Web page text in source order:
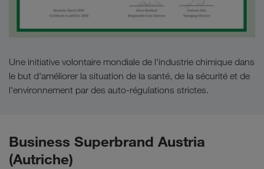
Une initiative volontaire mondiale de l'industrie chimique dans
le but d'améliorer la situation de la santé, de la sécurité et de
l'environnement par des auto-régulations strictes.
Business Superbrand Austria
(Autriche)